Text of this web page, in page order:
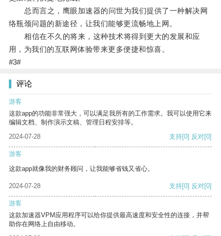
总而言之，鹰眼加速器的问世为我们提供了一种解决网
络瓶颈问题的新途径，让我们能够更流畅地上网。
相信在不久的将来，这种技术将得到更大的发展和应
用，为我们的互联网体验带来更多便捷和惊喜。
#3#
评论
游客
这款app的功能非常强大，可以满足我所有的工作需求。我可以使用它来
编辑文档、制作演示文稿、管理日程安排等。
2024-07-28
支持[0] 反对[0]
游客
这款app就像我的财务顾问，让我能够省钱又省心。
2024-07-28 支持[0] 反对[0]
游客
这款加速器VPM应用程序可以给你提供最高速度和安全性的连接，并帮
助你在网络上自由移动。